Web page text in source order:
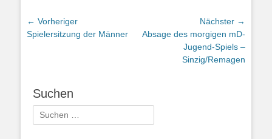
Beitragsnavigation
← Vorheriger
Vorheriger
Spielersitzung der Männer
Nächster →
Nächster
Absage des morgigen mD-
Jugend-Spiels –
Sinzig/Remagen
Suchen
Suchen
nach: